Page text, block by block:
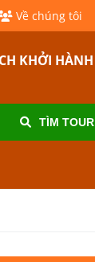
Về chúng tôi
KHỞI HÀNH
TÌM TOUR